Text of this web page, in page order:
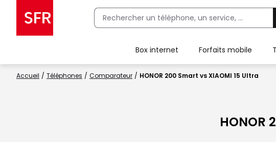
Box internet Forfaits mobile
Accueil Téléphones Comparateur HONOR 200 Smart vs XIAOMI 15 Ultra
HONOR